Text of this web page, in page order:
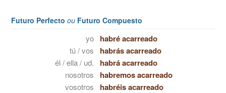
Futuro Perfecto ou Futuro Compuesto
yo habré acarreado
tú / vos habrás acarreado
él / ella / ud. habrá acarreado
nosotros habremos acarreado
vosotros habréis acarreado